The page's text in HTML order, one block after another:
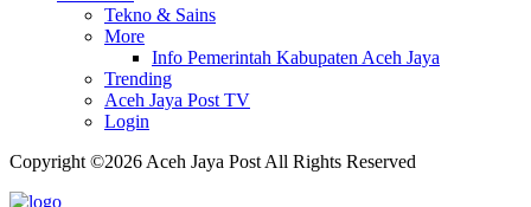
Tekno & Sains
More
Info Pemerintah Kabupaten Aceh Jaya
Trending
Aceh Jaya Post TV
Login
Copyright ©2026 Aceh Jaya Post All Rights Reserved